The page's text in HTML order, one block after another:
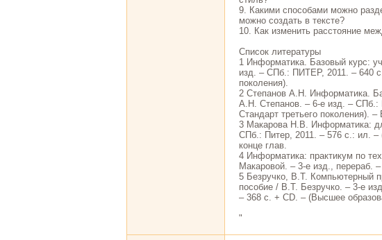
9. Какими способами можно
можно создать в тексте?
10. Как изменить расстояние
Список литературы
1 Информатика. Базовый курс:
изд. – СПб.: ПИТЕР, 2011. – 640
поколения).
2 Степанов А.Н. Информатика.
А.Н. Степанов. – 6-е изд. – СПб.:
Стандарт третьего поколения). –
3 Макарова Н.В. Информатика:
СПб.: Питер, 2011. – 576 с.: ил. –
конце глав.
4 Информатика: практикум по
Макаровой. – 3-е изд., перераб.
5 Безручко, В.Т. Компьютерный
пособие / В.Т. Безручко. – 3-е
– 368 с. + CD. – (Высшее
"